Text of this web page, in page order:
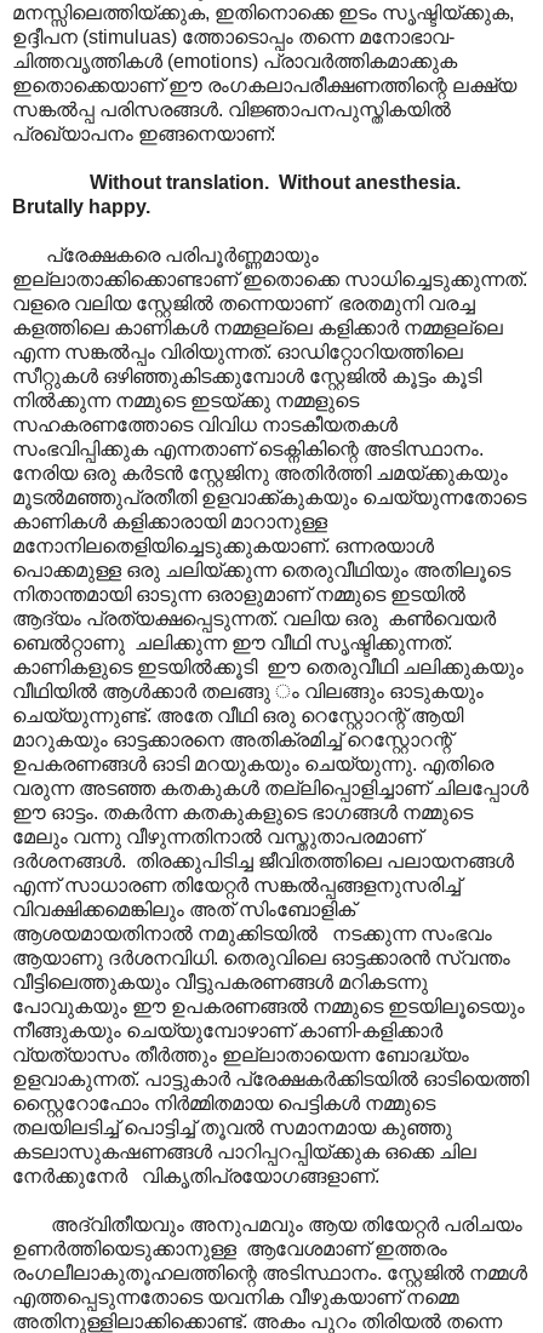
മനസ്സിലെത്തിയ്ക്കുക, ഇതിനൊക്കെ ഇടം സൃഷ്ടിയ്ക്കുക,
ഉദ്ദീപന (stimuluas) ത്തോടൊപ്പം തന്നെ മനോഭാവ-
ചിത്തവൃത്തികൾ (emotions) പ്രാവർത്തികമാക്കുക
ഇതൊക്കെയാണ് ഈ രംഗകലാപരീക്ഷണത്തിന്റെ ലക്ഷ്യ
സങ്കൽ‌പ്പ പരിസരങ്ങൾ. വിജ്ഞാപനപുസ്തികയിൽ
പ്രഖ്യാപനം ഇങ്ങനെയാണ്:
Without translation. Without anesthesia.
Brutally happy.
പ്രേക്ഷകരെ പരിപൂർണ്ണമായും
ഇല്ലാതാക്കിക്കൊണ്ടാണ് ഇതൊക്കെ സാധിച്ചെടുക്കുന്നത്.
വളരെ വലിയ സ്റ്റേജിൽ തന്നെയാണ് ഭരതമുനി വരച്ച
കളത്തിലെ കാണികൾ നമ്മളല്ലെ കളിക്കാർ നമ്മളല്ലെ
എന്ന സങ്കൽ‌പ്പം വിരിയുന്നത്. ഓഡിറ്റോറിയത്തിലെ
സീറ്റുകൾ ഒഴിഞ്ഞുകിടക്കുമ്പോൾ സ്റ്റേജിൽ കൂട്ടം കൂടി
നിൽക്കുന്ന നമ്മുടെ ഇടയ്ക്കു നമ്മളുടെ
സഹകരണത്തോടെ വിവിധ നാടകീയതകൾ
സംഭവിപ്പിക്കുക എന്നതാണ് ടെക്നികിന്റെ അടിസ്ഥാനം.
നേരിയ ഒരു കർടൻ സ്റ്റേജിനു അതിർത്തി ചമയ്ക്കുകയും
മൂടൽമഞ്ഞുപ്രതീതി ഉളവാക്ക്കുകയും ചെയ്യുന്നതോടെ
കാണികൾ കളിക്കാരായി മാറാനുള്ള
മനോനിലതെളിയിച്ചെടുക്കുകയാണ്. ഒന്നരയാൾ
പൊക്കമുള്ള ഒരു ചലിയ്ക്കുന്ന തെരുവീഥിയും അതിലൂടെ
നിതാന്തമായി ഓടുന്ന ഒരാളുമാണ് നമ്മുടെ ഇടയിൽ
ആദ്യം പ്രത്യക്ഷപ്പെടുന്നത്. വലിയ ഒരു കൺ‌വെയർ
ബെൽറ്റാണു ചലിക്കുന്ന ഈ വീഥി സൃഷ്ടിക്കുന്നത്.
കാണികളുടെ ഇടയിൽക്കൂടി ഈ തെരുവീഥി ചലിക്കുകയും
വീഥിയിൽ ആൾക്കാർ തലങ്ങു ം വിലങ്ങും ഓടുകയും
ചെയ്യുന്നുണ്ട്. അതേ വീഥി ഒരു റെസ്റ്റോറന്റ് ആയി
മാറുകയും ഓട്ടക്കാരനെ അതിക്രമിച്ച് റെസ്റ്റോറന്റ്
ഉപകരണങ്ങൾ ഓടി മറയുകയും ചെയ്യുന്നു. എതിരെ
വരുന്ന അടഞ്ഞ കതകുകൾ തല്ലിപ്പൊളിച്ചാണ് ചിലപ്പോൾ
ഈ ഓട്ടം. തകർന്ന കതകുകളുടെ ഭാഗങ്ങൾ നമ്മുടെ
മേലും വന്നു വീഴുന്നതിനാൽ വസ്തുതാപരമാണ്
ദർശനങ്ങൾ. തിരക്കുപിടിച്ച ജീവിതത്തിലെ പലായനങ്ങൾ
എന്ന് സാധാരണ തിയേറ്റർ സങ്കൽ‌പ്പങ്ങളനുസരിച്ച്
വിവക്ഷിക്കമെങ്കിലും അത് സിംബോളിക്
ആശയമായതിനാൽ നമുക്കിടയിൽ നടക്കുന്ന സംഭവം
ആയാണു ദർശനവിധി. തെരുവിലെ ഓട്ടക്കാരൻ സ്വന്തം
വീട്ടിലെത്തുകയും വീട്ടുപകരണങ്ങൾ മറികടന്നു
പോവുകയും ഈ ഉപകരണങ്ങൽ നമ്മുടെ ഇടയിലൂടെയും
നീങ്ങുകയും ചെയ്യുമ്പോഴാണ് കാണി-കളിക്കാർ
വ്യത്യാസം തീർത്തും ഇല്ലാതായെന്ന ബോദ്ധ്യം
ഉളവാകുന്നത്. പാട്ടുകാർ പ്രേക്ഷകർക്കിടയിൽ ഓടിയെത്തി
സ്റ്റൈറോഫോം നിർമ്മിതമായ പെട്ടികൾ നമ്മുടെ
തലയിലടിച്ച് പൊട്ടിച്ച് തൂവൽ സമാനമായ കുഞ്ഞു
കടലാസുകഷണങ്ങൾ പാറിപ്പറപ്പിയ്ക്കുക ഒക്കെ ചില
നേർക്കുനേർ വികൃതിപ്രയോഗങ്ങളാണ്.
അദ്വിതീയവും അനുപമവും ആയ തിയേറ്റർ പരിചയം
ഉണർത്തിയെടുക്കാനുള്ള ആവേശമാണ് ഇത്തരം
രംഗലീലാകുതൂഹലത്തിന്റെ അടിസ്ഥാനം. സ്റ്റേജിൽ നമ്മൾ
എത്തപ്പെടുന്നതോടെ യവനിക വീഴുകയാണ് നമ്മെ
അതിനുള്ളിലാക്കിക്കൊണ്ട്. അകം പുറം തിരിയൽ തന്നെ